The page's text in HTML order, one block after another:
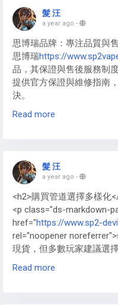
https://www.p6000-
P6000 Japan 日本版偏好
https://www.p6000-
技布頭層組合。
髮 汪
a year ago -
思博瑞品牌：專注品質與
思博瑞https://
品，其保證與售後服務制
提供官方保證與維修指南
決。
自行拆解，以免影響保固
申請流程。
Read more
髮 汪
a year ago -
<h2>購買管道選擇多樣化
<p class="ds-markdown-
href="https://www.sp2-
rel="noopener
現貨，但多數玩家建議選
醒：「首批貨源較少，選
Read more